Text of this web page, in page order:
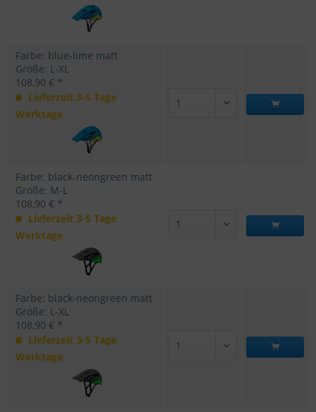
Farbe: blue-lime matt
Größe: L-XL
108,90 € *
Lieferzeit 3-5 Tage
Werktage
Farbe: black-neongreen matt
Größe: M-L
108,90 € *
Lieferzeit 3-5 Tage
Werktage
Farbe: black-neongreen matt
Größe: L-XL
108,90 € *
Lieferzeit 3-5 Tage
Werktage